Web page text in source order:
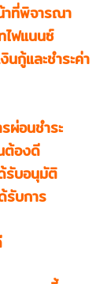
าที่พิจารณา
ฟแนนซ์
กู้และชำระค่า
ผ่อนชำระ
ต้องดี
รับอนุมัติ
รับการ